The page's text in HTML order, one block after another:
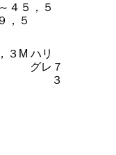
５，５
５
M ハリ
レ７
ナ ３